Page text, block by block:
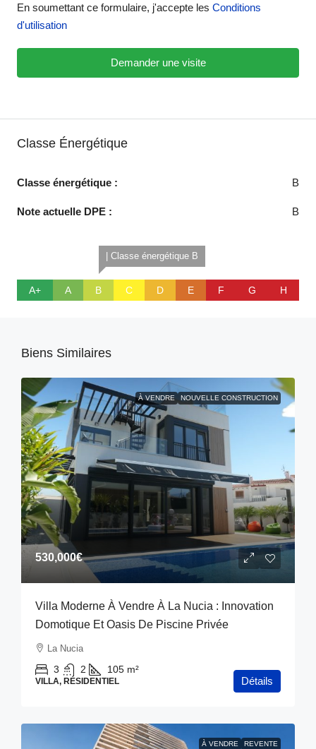
En soumettant ce formulaire, j'accepte les Conditions
d'utilisation
Demander une visite
Classe Énergétique
Classe énergétique : B
Note actuelle DPE : B
A+ A
| Classe énergétique B
B C D E F G H
Biens Similaires
À VENDRE NOUVELLE CONSTRUCTION
530,000€
Villa Moderne À Vendre À La Nucia : Innovation
Domotique Et Oasis De Piscine Privée
La Nucia
3 2 105 m²
VILLA, RÉSIDENTIEL Détails
À VENDRE REVENTE